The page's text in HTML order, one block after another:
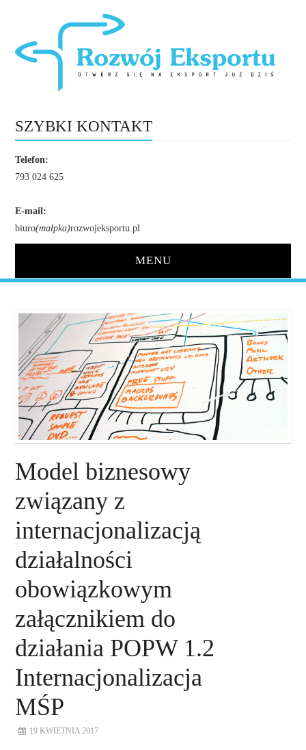
SZYBKI KONTAKT
Telefon:
793 024 625
E-mail:
biuro(małpka)rozwojeksportu.pl
MENU
O NAS
NASZE USŁUGI
DORADZTWO
KONTAKT
Model biznesowy
związany z
internacjonalizacją
działalności
obowiązkowym
załącznikiem do
działania POPW 1.2
Internacjonalizacja
MŚP
19 KWIETNIA 2017